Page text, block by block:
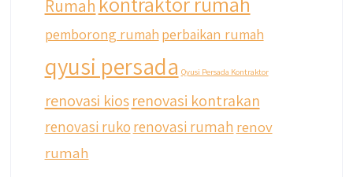
Rumah
pemborong rumah perbaikan rumah
qyusi persada Qyusi Persada Kontraktor
renovasi kios renovasi kontrakan
renovasi ruko renovasi rumah renov
rumah